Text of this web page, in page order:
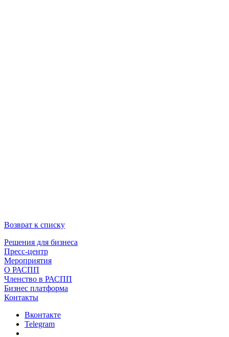
Возврат к списку
Решения для бизнеса
Пресс-центр
Мероприятия
О РАСПП
Членство в РАСПП
Бизнес платформа
Контакты
Вконтакте
Telegram